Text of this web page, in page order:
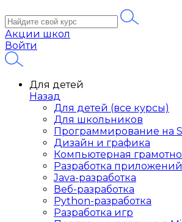
Акции школ
Войти
Для детей
Назад
Для детей (все курсы)
Для школьников
Программирование на
Дизайн и графика
Компьютерная
Разработка приложений
Java-разработка
Веб-разработка
Python-разработка
Разработка игр